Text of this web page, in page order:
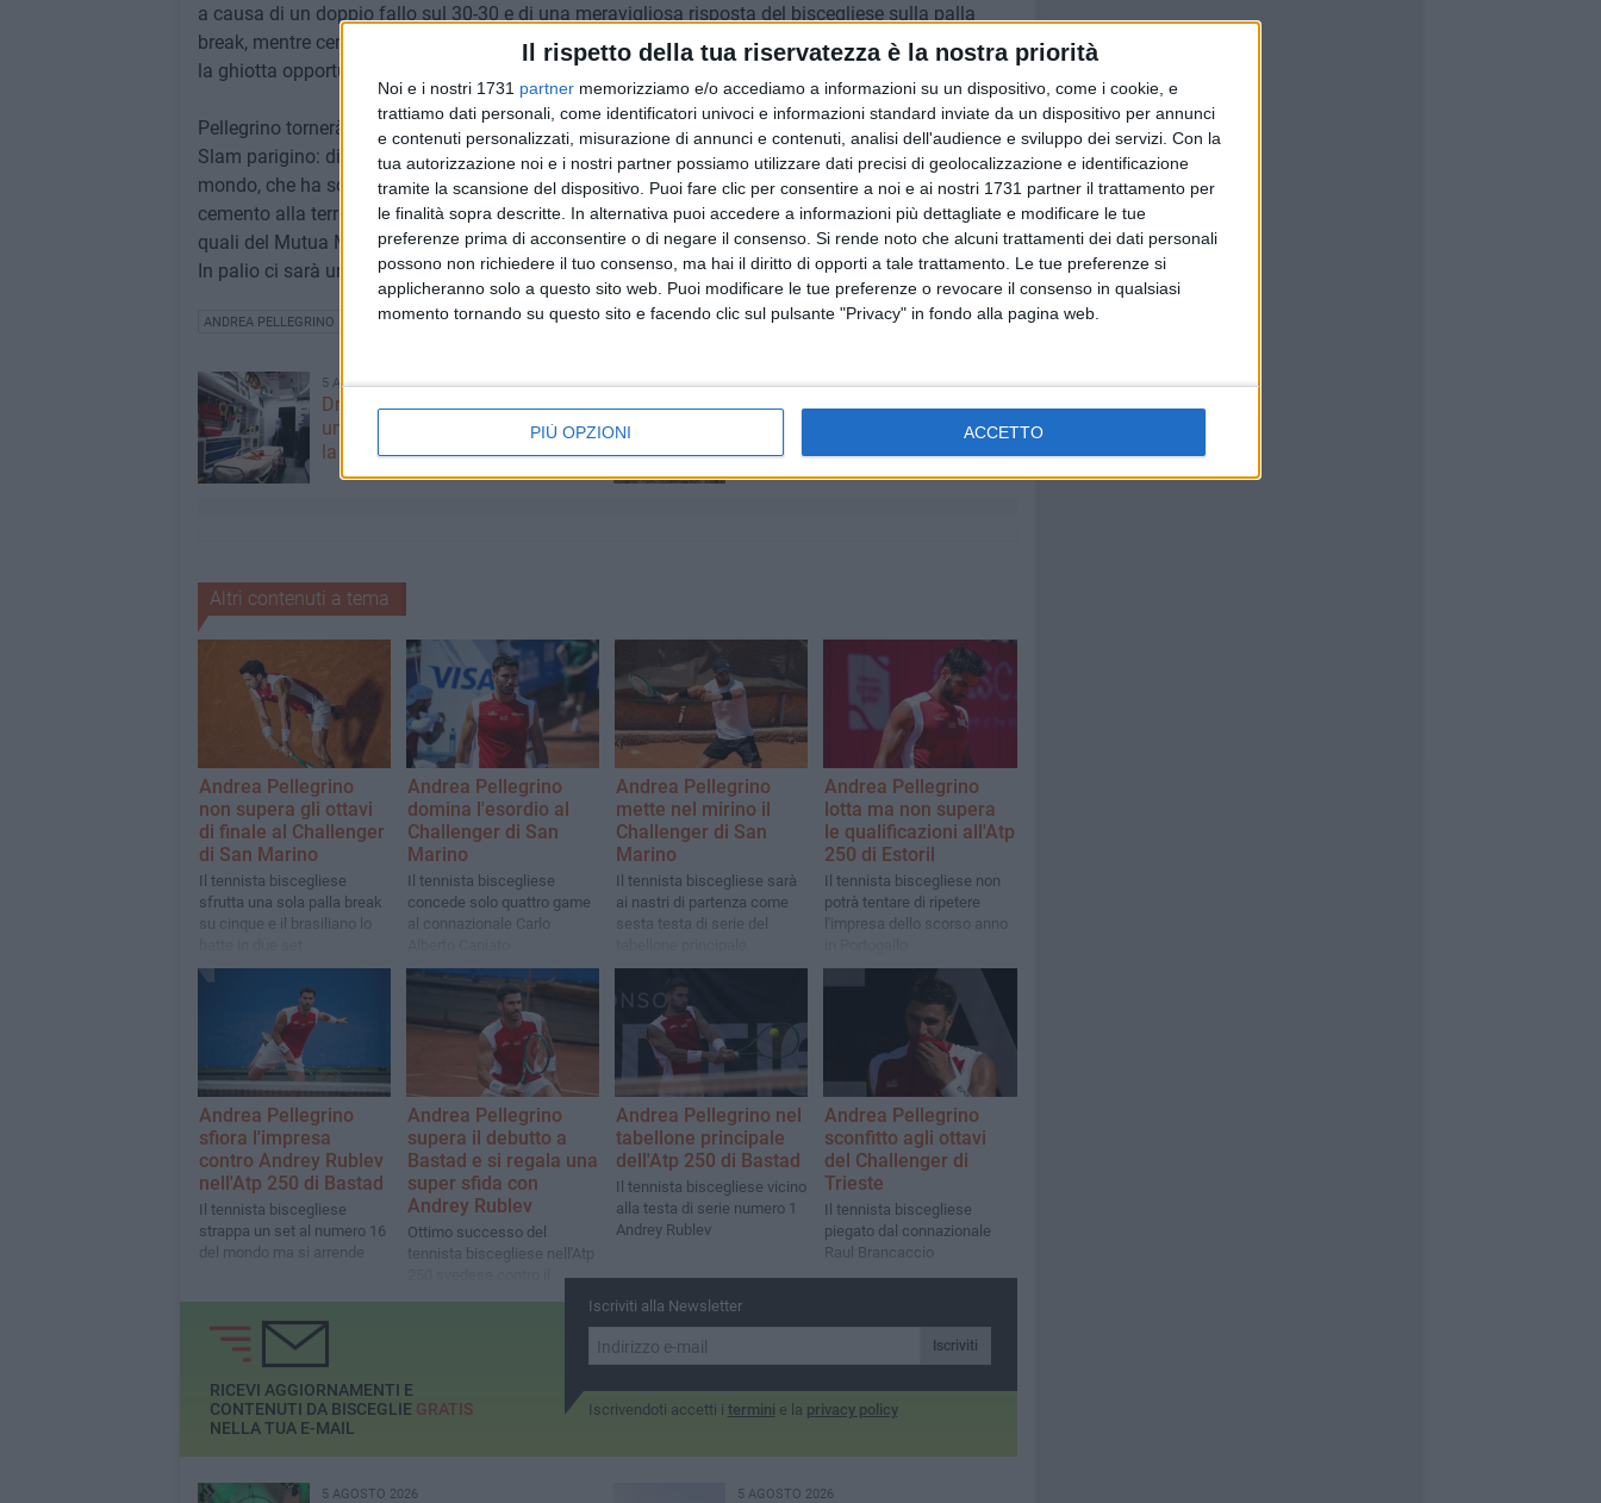
Il rispetto della tua riservatezza è la nostra priorità
Noi e i nostri 1731 partner memorizziamo e/o accediamo a informazioni su un dispositivo, come i cookie, e
trattiamo dati personali, come identificatori univoci e informazioni standard inviate da un dispositivo per annunci
e contenuti personalizzati, misurazione di annunci e contenuti, analisi dell'audience e sviluppo dei servizi. Con la
tua autorizzazione noi e i nostri partner possiamo utilizzare dati precisi di geolocalizzazione e identificazione
tramite la scansione del dispositivo. Puoi fare clic per consentire a noi e ai nostri 1731 partner il trattamento per
le finalità sopra descritte. In alternativa puoi accedere a informazioni più dettagliate e modificare le tue
preferenze prima di acconsentire o di negare il consenso. Si rende noto che alcuni trattamenti dei dati personali
possono non richiedere il tuo consenso, ma hai il diritto di opporti a tale trattamento. Le tue preferenze si
applicheranno solo a questo sito web. Puoi modificare le tue preferenze o revocare il consenso in qualsiasi
momento tornando su questo sito e facendo clic sul pulsante "Privacy" in fondo alla pagina web.
PIÙ OPZIONI ACCETTO
a causa di un doppio fallo sul 30-30 e di una meravigliosa risposta del biscegliese sulla palla
break, mentre cercava di prendere la via della rete per una volée. Avanti 6-5, l'azzurro non ha fallito
la ghiotta opportunità e ha messo la parole fine all'incontro (7-5).
Pellegrino tornerà in campo mercoledì 20 maggio per il secondo turno di qualificazione nello
Slam parigino: di fronte troverà il sudafricano Lloyd Harris, numero 31 del tabellone e 144 del
mondo, che ha sconfitto con un doppio 6-3 il francese Hugo Grenier. L'avversario (che predilige il
cemento alla terra battuta) è reduce da un problema fisico alla gamba sinistra, rimediato alle
quali del Mutua Madrid Open, ma sembra essersi ripreso bene in questa prima partita in Francia.
In palio ci sarà un pass per il round decisivo delle qualificazioni.
ANDREA PELLEGRINO TENNIS ROLAND GARROS
5 AGOSTO 2026
Dramma alla spiaggia Bi-Marmi:
un anziano ha un malore e perde
la vita
5 AGOSTO 2026
Agricoltura, al via la raccolta
causati dal maltempo
Altri contenuti a tema
Andrea Pellegrino
non supera gli ottavi
di finale al Challenger
di San Marino
Il tennista biscegliese
sfrutta una sola palla break
su cinque e il brasiliano lo
Andrea Pellegrino
domina l'esordio al
Challenger di San
Marino
Il tennista biscegliese
concede solo quattro game
al connazionale Carlo
Andrea Pellegrino
mette nel mirino il
Challenger di San
Marino
Il tennista biscegliese sarà
ai nastri di partenza come
sesta testa di serie del
Andrea Pellegrino
lotta ma non supera
le qualificazioni all'Atp
250 di Estoril
Il tennista biscegliese non
potrà tentare di ripetere
l'impresa dello scorso anno
Andrea Pellegrino
sfiora l'impresa
contro Andrey Rublev
nell'Atp 250 di Bastad
Il tennista biscegliese
strappa un set al numero 16
del mondo ma si arrende
Andrea Pellegrino
supera il debutto a
Bastad e si regala una
super sfida con
Andrey Rublev
Ottimo successo del
tennista biscegliese nell'Atp
Andrea Pellegrino nel
tabellone principale
dell'Atp 250 di Bastad
Il tennista biscegliese vicino
alla testa di serie numero 1
Andrey Rublev
Andrea Pellegrino
sconfitto agli ottavi
del Challenger di
Trieste
Il tennista biscegliese
piegato dal connazionale
Raul Brancaccio
Iscriviti alla Newsletter
Iscriviti
Iscrivendoti accetti i termini e la privacy policy
RICEVI AGGIORNAMENTI E
CONTENUTI DA BISCEGLIE GRATIS
NELLA TUA E-MAIL
5 AGOSTO 2026 5 AGOSTO 2026